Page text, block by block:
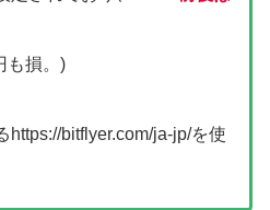
も損。)
https://bitflyer.com/ja-jp/を使